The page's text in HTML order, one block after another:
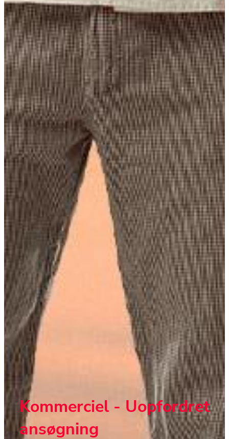
Kommerciel - Uopfordret
ansøgning